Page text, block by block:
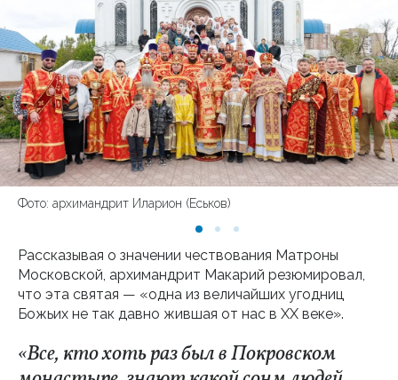
Фото: архимандрит Иларион (Еськов)
Рассказывая о значении чествования Матроны
Московской, архимандрит Макарий резюмировал,
что эта святая — «одна из величайших угодниц
Божьих не так давно жившая от нас в XX веке».
«Все, кто хоть раз был в Покровском